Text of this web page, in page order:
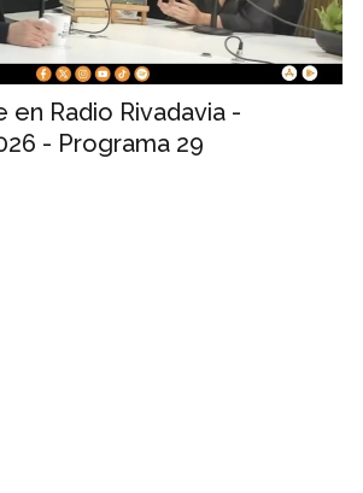
en Radio Rivadavia -
- Programa 29